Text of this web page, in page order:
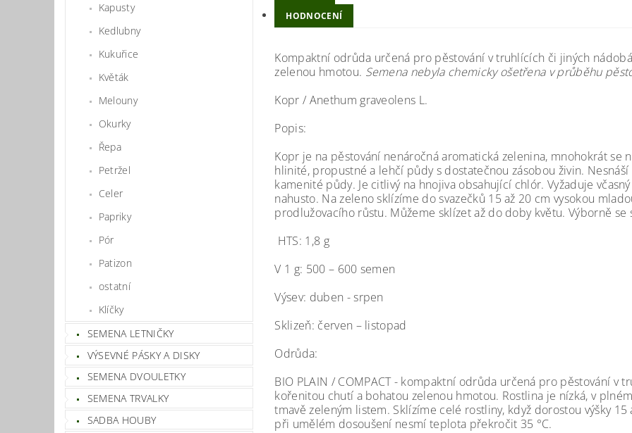
Kapusty
Kedlubny
Kukuřice
Květák
Melouny
Okurky
Řepa
Petržel
Celer
Papriky
Pór
Patizon
ostatní
Klíčky
SEMENA LETNIČKY
VÝSEVNÉ PÁSKY A DISKY
SEMENA DVOULETKY
SEMENA TRVALKY
SADBA HOUBY
HODNOCENÍ
Kompaktní odrůda určená pro pěstování v truhlících či jiných
zelenou hmotou. Semena nebyla chemicky ošetřena v průběhu
Kopr / Anethum graveolens L.
Popis:
Kopr je na pěstování nenáročná aromatická zelenina, mnohokrát se
hlinité, propustné a lehčí půdy s dostatečnou zásobou živin.
kamenité půdy. Je citlivý na hnojiva obsahující chlór. Vyžaduje
nahusto. Na zeleno sklízíme do svazečků 15 až 20 cm vysokou
prodlužovacího růstu. Můžeme sklízet až do doby květu. Výborně se
HTS: 1,8 g
V 1 g: 500 – 600 semen
Výsev: duben - srpen
Sklizeň: červen – listopad
Odrůda:
BIO PLAIN / COMPACT - kompaktní odrůda určená pro pěstování v
kořenitou chutí a bohatou zelenou hmotou. Rostlina je nízká, v
tmavě zeleným listem. Sklízíme celé rostliny, když dorostou výšky
při umělém dosoušení nesmí teplota překročit 35 °C.